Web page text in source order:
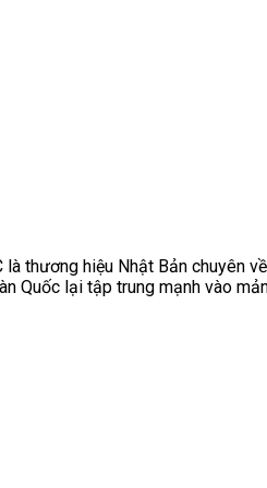
thương hiệu Nhật Bản chuyên
lại tập trung mạnh vào